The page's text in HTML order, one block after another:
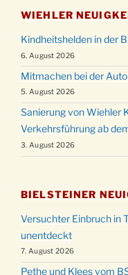
WIEHLER
Kindheitshelden in der
6. August 2026
Mitmachen bei der
5. August 2026
Sanierung von Wiehler
Verkehrsführung ab
3. August 2026
BIELSTEINER
Versuchter Einbruch in
unentdeckt
7. August 2026
Pethe und Klees vom